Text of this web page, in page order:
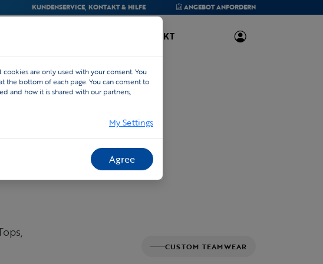
KUNDENSERVICE, KONTAKT & HILFE ANGEBOTANFORDERN
KONTAKT
CUSTOM TEAMWEAR
are only used with your consent. You
the bottom of each page. You can consent to
and how it is shared with our partners,
My Settings
Agree